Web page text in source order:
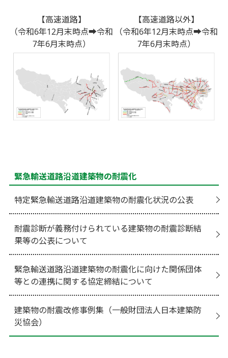
【高速道路】
（令和6年12月末時点➡令和
7年6月末時点）
【高速道路以外】
（令和6年12月末時点➡令和
7年6月末時点）
緊急輸送道路沿道建築物の耐震化
特定緊急輸送道路沿道建築物の耐震化状況の公表
耐震診断が義務付けられている建築物の耐震診断結
果等の公表について
緊急輸送道路沿道建築物の耐震化に向けた関係団体
等との連携に関する協定締結について
建築物の耐震改修事例集（一般財団法人日本建築防
災協会）